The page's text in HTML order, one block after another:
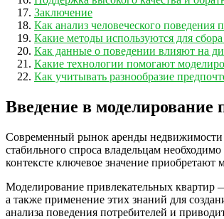
Заключение
Как анализ человеческого поведения
Какие методы используются для
Как данные о поведении влияют на
Какие технологии помогают
Как учитывать разнообразие
Введение в
Современный рынок аренды недвижимости
стабильного спроса владельцам
контексте ключевое значение приобретают
Моделирование привлекательных квартир
а также применение этих знаний для
анализа поведения потребителей и